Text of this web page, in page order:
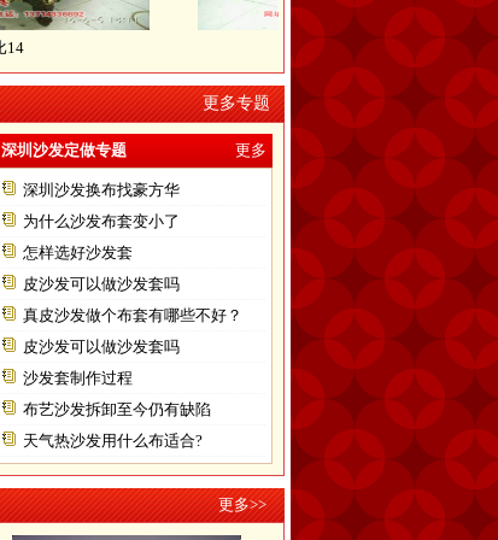
翻新前后对比15
更多专题
深圳沙发定做专题 更多
深圳沙发换布找豪方华
为什么沙发布套变小了
怎样选好沙发套
皮沙发可以做沙发套吗
真皮沙发做个布套有哪些不好？
皮沙发可以做沙发套吗
沙发套制作过程
布艺沙发拆卸至今仍有缺陷
天气热沙发用什么布适合?
更多>>